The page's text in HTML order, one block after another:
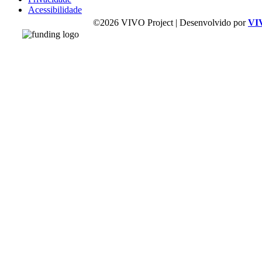
Acessibilidade
©2026 VIVO Project | Desenvolvido por